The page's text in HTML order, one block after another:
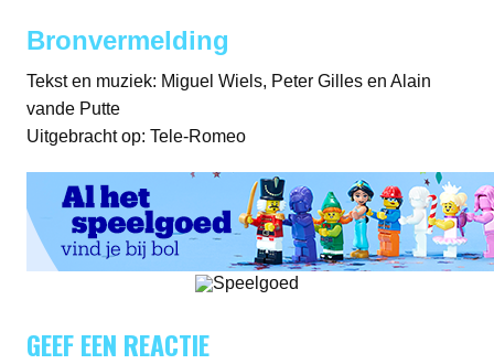
Bronvermelding
Tekst en muziek: Miguel Wiels, Peter Gilles en Alain
vande Putte
Uitgebracht op: Tele-Romeo
GEEF EEN REACTIE